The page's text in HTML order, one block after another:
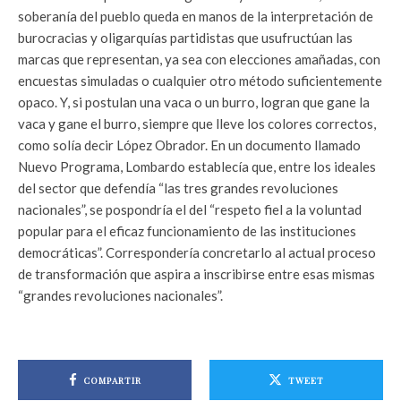
soberanía del pueblo queda en manos de la interpretación de
burocracias y oligarquías partidistas que usufructúan las
marcas que representan, ya sea con elecciones amañadas, con
encuestas simuladas o cualquier otro método suficientemente
opaco. Y, si postulan una vaca o un burro, logran que gane la
vaca y gane el burro, siempre que lleve los colores correctos,
como solía decir López Obrador. En un documento llamado
Nuevo Programa, Lombardo establecía que, entre los ideales
del sector que defendía “las tres grandes revoluciones
nacionales”, se pospondría el del “respeto fiel a la voluntad
popular para el eficaz funcionamiento de las instituciones
democráticas”. Correspondería concretarlo al actual proceso
de transformación que aspira a inscribirse entre esas mismas
“grandes revoluciones nacionales”.
COMPARTIR TWEET